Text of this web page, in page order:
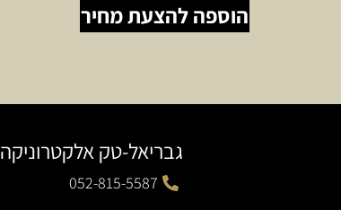
הוספה להצעת מחיר
גבריאל-טק אלקטרוניקה
052-815-5587